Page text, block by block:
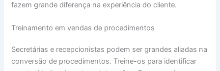
fazem grande diferença na experiência do cliente.
Treinamento em vendas de procedimentos
Secretárias e recepcionistas podem ser grandes aliadas na
conversão de procedimentos. Treine-os para identificar